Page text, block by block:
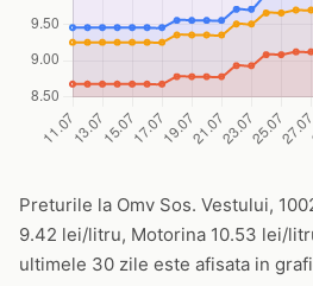
Preturile la Omv Sos. Vestului,
9.42 lei/litru, Motorina 10.53 lei/
ultimele 30 zile este afisata in